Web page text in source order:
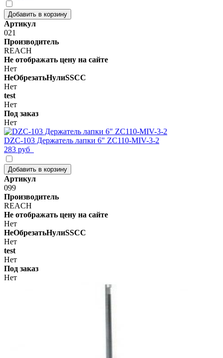
Добавить в корзину
Артикул
021
Производитель
REACH
Не отображать цену на сайте
Нет
НеОбрезатьНулиSSCC
Нет
test
Нет
Под заказ
Нет
DZC-103 Держатель лапки 6" ZC110-MIV-3-2
283 руб
Добавить в корзину
Артикул
099
Производитель
REACH
Не отображать цену на сайте
Нет
НеОбрезатьНулиSSCC
Нет
test
Нет
Под заказ
Нет